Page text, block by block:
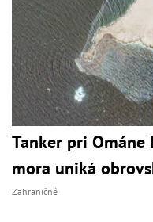
Tanker pri
mora uniká
Zahraničné